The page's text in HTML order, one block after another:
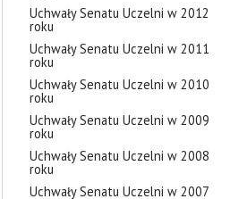
Uchwały Senatu Uczelni w 2012
roku
Uchwały Senatu Uczelni w 2011
roku
Uchwały Senatu Uczelni w 2010
roku
Uchwały Senatu Uczelni w 2009
roku
Uchwały Senatu Uczelni w 2008
roku
Uchwały Senatu Uczelni w 2007